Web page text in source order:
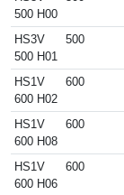
500 H00
HS3V
500 H01
500
HS1V
600 H02
600
HS1V
600 H08
600
HS1V
600 H06
600